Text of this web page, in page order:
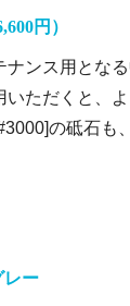
円）
ナンス用とな
ただくと、
の
レー